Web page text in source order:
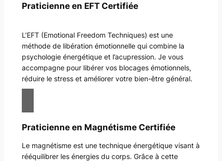
Praticienne en EFT Certifiée
L’EFT (Emotional Freedom Techniques) est une
méthode de libération émotionnelle qui combine la
psychologie énergétique et l’acupression. Je vous
accompagne pour libérer vos blocages émotionnels,
réduire le stress et améliorer votre bien-être général.
Praticienne en Magnétisme Certifiée
Le magnétisme est une technique énergétique visant à
rééquilibrer les énergies du corps. Grâce à cette